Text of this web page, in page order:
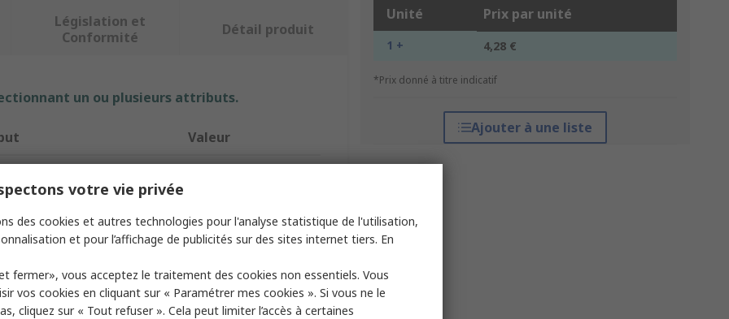
Unité Prix par unité
1 + 4,28 €
*Prix donné à titre indicatif
Ajouter à une liste
Législation et
Conformité
Détail produit
un ou plusieurs attributs.
Valeur
A SOIC 8
de contacts B 8
du contact Placage or
votre vie privée
des cookies et autres technologies pour l'analyse statistique de l'utilisation,
et pour l’affichage de publicités sur des sites internet tiers. En
fermer», vous acceptez le traitement des cookies non essentiels. Vous
vos cookies en cliquant sur « Paramétrer mes cookies ». Si vous ne le
cliquez sur « Tout refuser ». Cela peut limiter l’accès à certaines